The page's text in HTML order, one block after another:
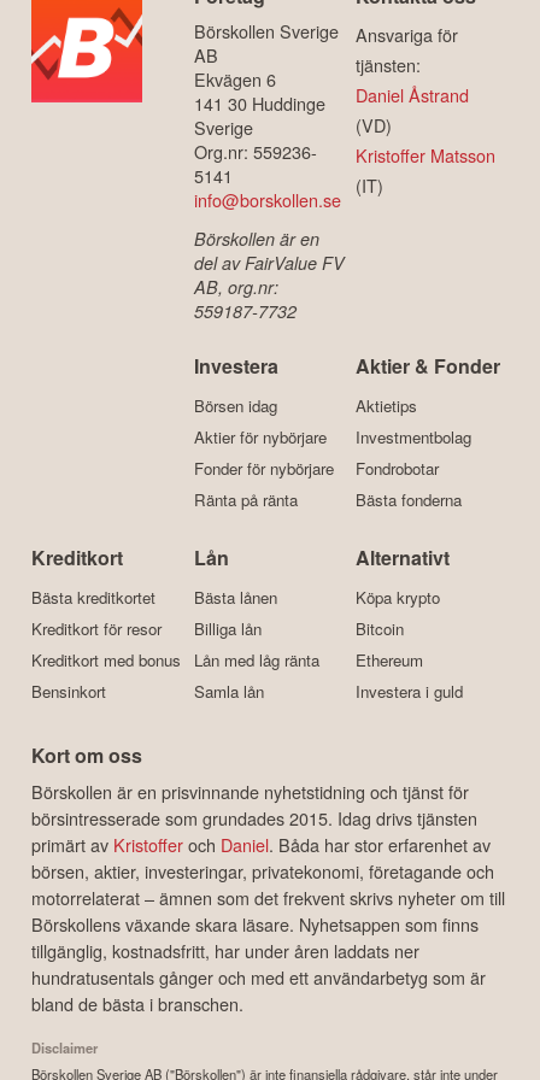
Börskollen Sverige
AB
Ekvägen 6
141 30 Huddinge
Sverige
Org.nr: 559236-
5141
info@borskollen.se
Börskollen är en
del av FairValue FV
AB, org.nr:
559187-7732
Ansvariga för
tjänsten:
Daniel Åstrand
(VD)
Kristoffer Matsson
(IT)
Investera
Börsen idag
Aktier för nybörjare
Fonder för nybörjare
Ränta på ränta
Aktier & Fonder
Aktietips
Investmentbolag
Fondrobotar
Bästa fonderna
Kreditkort
Bästa kreditkortet
Kreditkort för resor
Kreditkort med bonus
Bensinkort
Lån
Bästa lånen
Billiga lån
Lån med låg ränta
Samla lån
Alternativt
Köpa krypto
Bitcoin
Ethereum
Investera i guld
Kort om oss
Börskollen är en prisvinnande nyhetstidning och tjänst för
börsintresserade som grundades 2015. Idag drivs tjänsten
primärt av Kristofferoch Daniel. Båda har stor erfarenhet av
börsen, aktier, investeringar, privatekonomi, företagande och
motorrelaterat – ämnen som det frekvent skrivs nyheter om till
Börskollens växande skara läsare. Nyhetsappen som finns
tillgänglig, kostnadsfritt, har under åren laddats ner
hundratusentals gånger och med ett användarbetyg som är
bland de bästa i branschen.
Disclaimer
Börskollen Sverige AB ("Börskollen") är inte finansiella rådgivare, står inte under